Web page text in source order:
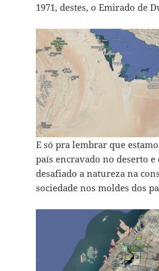
1971, destes, o Emirado de
E só pra lembrar que
país encravado no deserto e
desafiado a natureza na
sociedade nos moldes dos